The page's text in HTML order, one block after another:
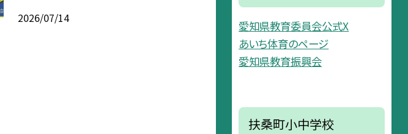
2026/07/14
愛知県教育委員会公式X
あいち体育のページ
愛知県教育振興会
扶桑町小中学校